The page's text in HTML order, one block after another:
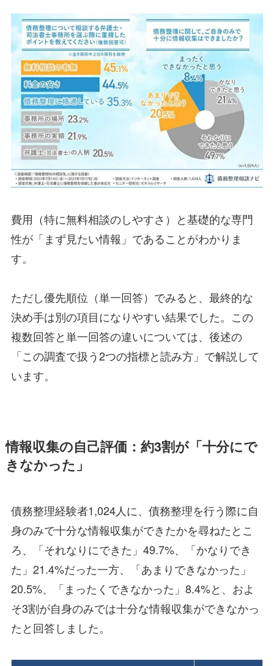
費用（特に無料相談のしやすさ）と基礎的な専門
性が「まず見たい情報」であることがわかりま
す。
ただし優先順位（単一回答）でみると、最終的な
決め手は別の項目になりやすい結果でした。この
複数回答と単一回答の違いについては、後述の
「この調査で扱う2つの指標と読み方」で解説して
います。
情報収集の自己評価：約3割が「十分にで
きなかった」
債務整理経験者1,024人に、債務整理を行う際に自
身のみで十分な情報収集ができたかを尋ねたとこ
ろ、「それなりにできた」49.7%、「かなりでき
た」21.4%だった一方、「あまりできなかった」
20.5%、「まったくできなかった」8.4%と、およ
そ3割が自身のみでは十分な情報収集ができなかっ
たと回答しました。